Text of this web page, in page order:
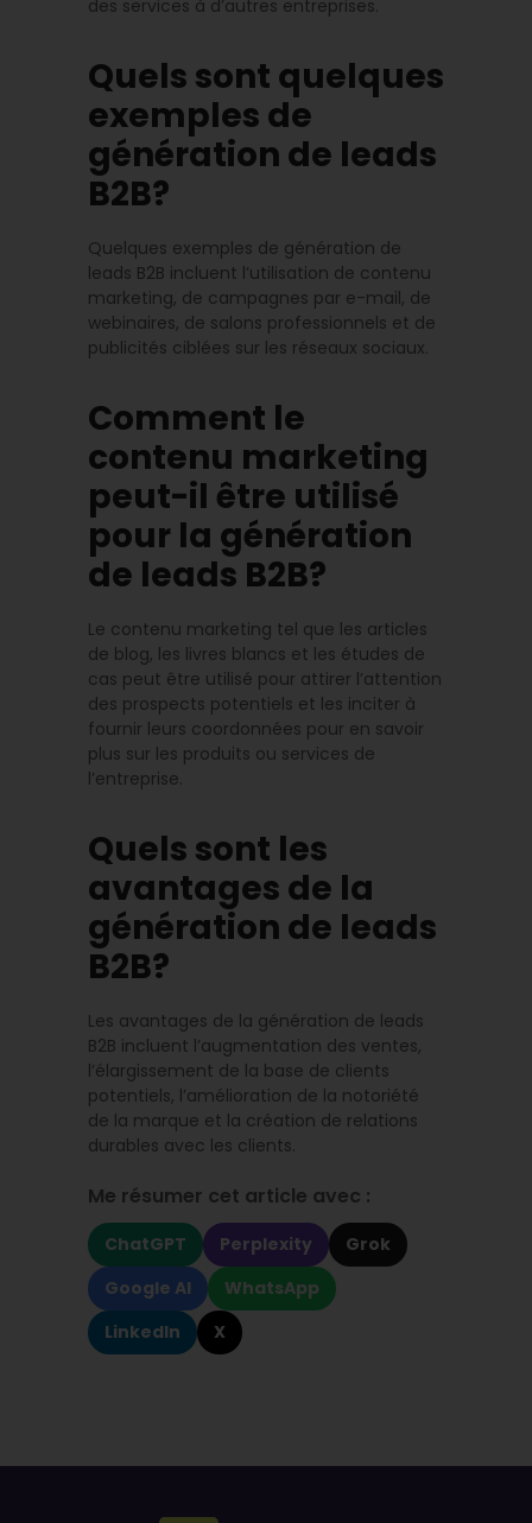
des services à d’autres entreprises.
Quels sont quelques
exemples de
génération de leads
B2B?
Quelques exemples de génération de
leads B2B incluent l’utilisation de contenu
marketing, de campagnes par e-mail, de
webinaires, de salons professionnels et de
publicités ciblées sur les réseaux sociaux.
Comment le
contenu marketing
peut-il être utilisé
pour la génération
de leads B2B?
Le contenu marketing tel que les articles
de blog, les livres blancs et les études de
cas peut être utilisé pour attirer l’attention
des prospects potentiels et les inciter à
fournir leurs coordonnées pour en savoir
plus sur les produits ou services de
l’entreprise.
Quels sont les
avantages de la
génération de leads
B2B?
Les avantages de la génération de leads
B2B incluent l’augmentation des ventes,
l’élargissement de la base de clients
potentiels, l’amélioration de la notoriété
de la marque et la création de relations
durables avec les clients.
Me résumer cet article avec :
ChatGPT Perplexity
Grok
Google AI
WhatsApp
LinkedIn
X